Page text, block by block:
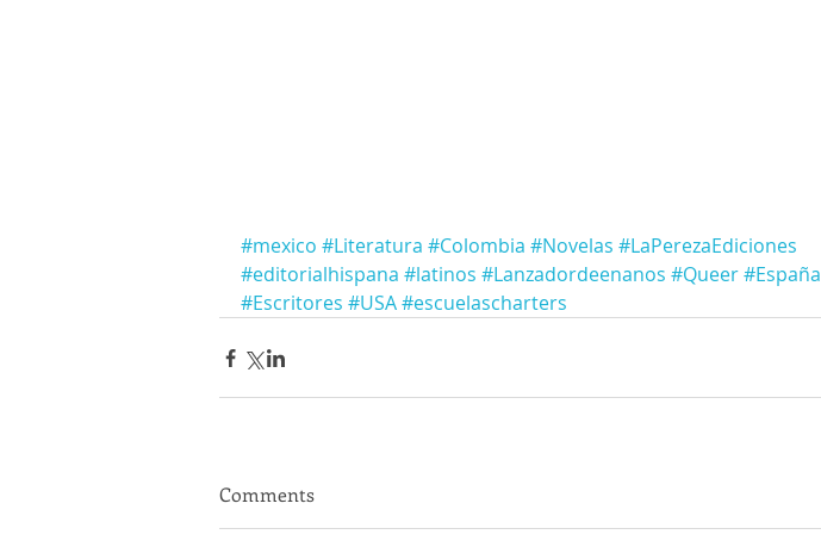
#mexico #Literatura #Colombia #Novelas #LaPerezaEdiciones
#editorialhispana #latinos #Lanzadordeenanos #Queer#España
#Escritores #USA#escuelascharters
Comments